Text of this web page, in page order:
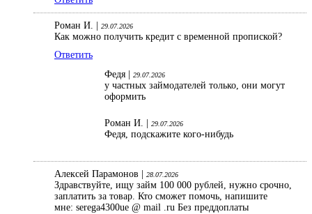
Роман И. | 29.07.2026
Как можно получить кредит с временной пропиской?
Ответить
Федя |
29.07.2026
у частных займодателей только, они могут
оформить
Роман И. | 29.07.2026
Федя, подскажите кого-нибудь
Алексей Парамонов | 28.07.2026
Здравствуйте, ищу займ 100 000 рублей, нужно срочно,
заплатить за товар. Кто сможет помочь, напишите
мне: serega4300ue @ mail .ru Без преддоплаты